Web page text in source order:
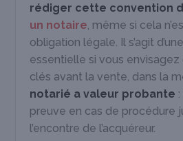
rédiger cette convention
un notaire, même si cela
obligation légale. Il s’agit
essentielle si vous
clés avant la vente, dans la
notarié a valeur probante
preuve en cas de procédure
l’encontre de l’acquéreur.